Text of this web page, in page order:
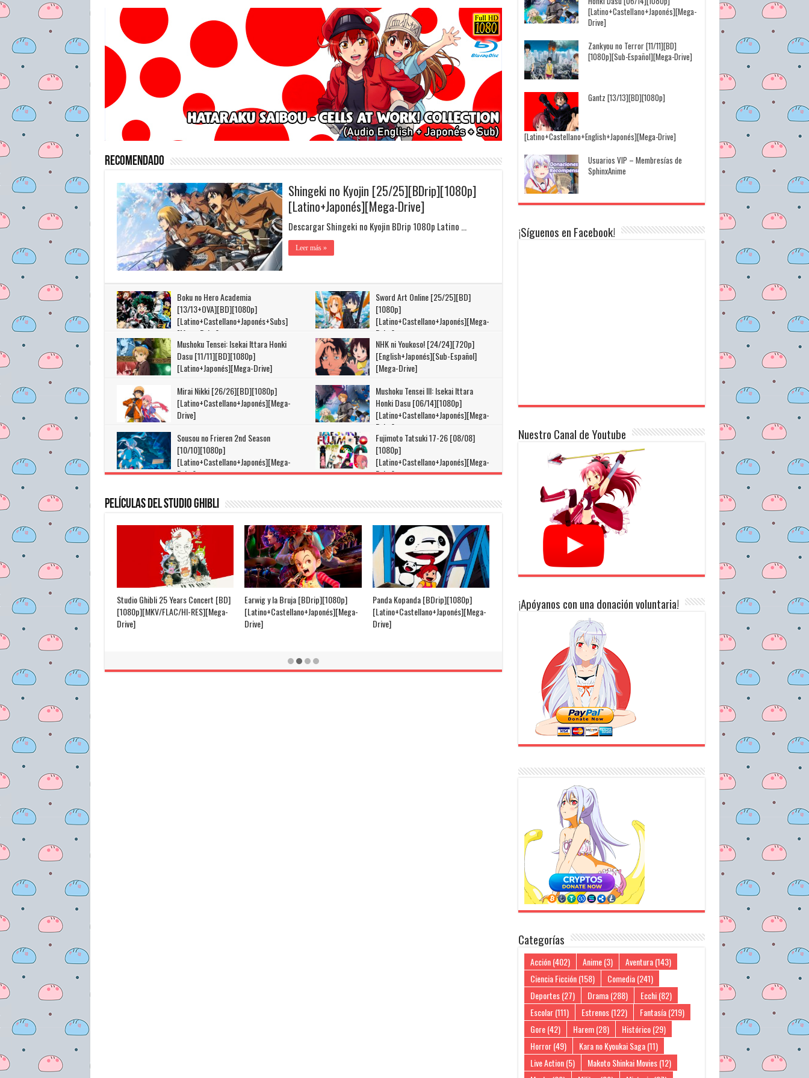
Recomendado
Shingeki no Kyojin [25/25][BDrip][1080p]
[Latino+Japonés][Mega-Drive]
Descargar Shingeki no Kyojin BDrip 1080p Latino …
Leer más »
Boku no Hero Academia
[13/13+OVA][BD][1080p]
[Latino+Castellano+Japonés+Subs]
[Mega-Drive]
Sword Art Online [25/25][BD]
[1080p]
[Latino+Castellano+Japonés][Mega-
Drive]
Mushoku Tensei: Isekai Ittara Honki
Dasu [11/11][BD][1080p]
[Latino+Japonés][Mega-Drive]
NHK ni Youkoso! [24/24][720p]
[English+Japonés][Sub-Español]
[Mega-Drive]
Mirai Nikki [26/26][BD][1080p]
[Latino+Castellano+Japonés][Mega-
Drive]
Mushoku Tensei III: Isekai Ittara
Honki Dasu [06/14][1080p]
[Latino+Castellano+Japonés][Mega-
Drive]
Sousou no Frieren 2nd Season
[10/10][1080p]
[Latino+Castellano+Japonés][Mega-
Drive]
Fujimoto Tatsuki 17-26 [08/08]
[1080p]
[Latino+Castellano+Japonés][Mega-
Drive]
Películas del Studio Ghibli
Studio Ghibli 25 Years Concert [BD]
[1080p][MKV/FLAC/HI-RES][Mega-
Drive]
Earwig y la Bruja [BDrip][1080p]
[Latino+Castellano+Japonés][Mega-
Drive]
Panda Kopanda [BDrip][1080p]
[Latino+Castellano+Japonés][Mega-
Drive]
[Latino+Castellano+Japonés][Mega-
Drive]
Zankyou no Terror [11/11][BD]
[1080p][Sub-Español][Mega-Drive]
Gantz [13/13][BD][1080p]
[Latino+Castellano+English+Japonés][Mega-Drive]
Usuarios VIP – Membresías de
SphinxAnime
¡Síguenos en Facebook!
Nuestro Canal de Youtube
¡Apóyanos con una donación voluntaria!
Categorías
Acción(402) Anime(3) Aventura(143)
Ciencia Ficción(158) Comedia(241)
Deportes(27) Drama(288) Ecchi(82)
Escolar(111) Estrenos(122) Fantasía(219)
Gore(42) Harem(28) Histórico(29)
Horror(49) Kara no Kyoukai Saga(11)
Live Action(5) Makoto Shinkai Movies(12)